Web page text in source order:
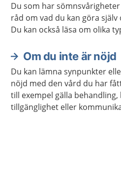
Du som har
råd om vad du kan göra
Du kan också läsa om olika
avslappningsövningar.
Om du inte är nöjd
Du kan lämna synpunkter
nöjd med den vård du har
till exempel gälla
tillgänglighet eller